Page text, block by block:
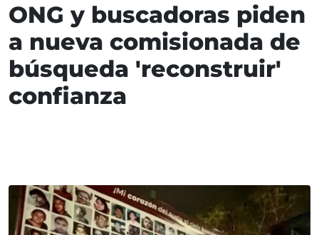
ONG y buscadoras piden
a nueva comisionada de
búsqueda 'reconstruir'
confianza